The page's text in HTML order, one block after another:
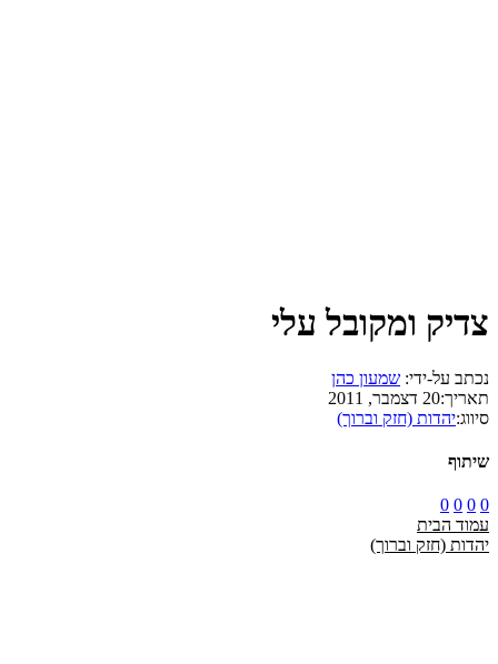
צדיק ומקובל עלי
נכתב על-ידי: שמעון כהן
תאריך:20 דצמבר, 2011
סיווג:יהדות (חזק וברוך)
שיתוף
0
0
0
0
עמוד הבית
יהדות (חזק וברוך)